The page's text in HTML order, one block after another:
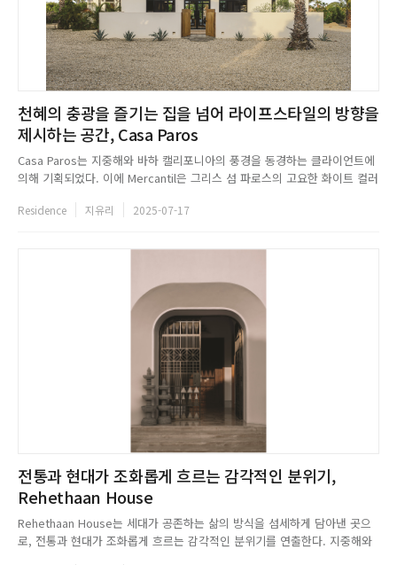
천혜의 충광을 즐기는 집을 넘어 라이프스타일의 방향을
제시하는 공간, Casa Paros
Casa Paros는 지중해와 바하 캘리포니아의 풍경을 동경하는 클라이언트에
의해 기획되었다. 이에 Mercantil은 그리스 섬 파로스의 고요한 화이트 컬러
했다. Casa Paros는 토드스 산토스의 아름다운 해변을 집안 곳곳에서 바라
Residence 지유리 2025-07-17
전통과 현대가 조화롭게 흐르는 감각적인 분위기,
Rehethaan House
Rehethaan House는 세대가 공존하는 삶의 방식을 섬세하게 담아낸 곳으
로, 전통과 현대가 조화롭게 흐르는 감각적인 분위기를 연출한다. 지중해와